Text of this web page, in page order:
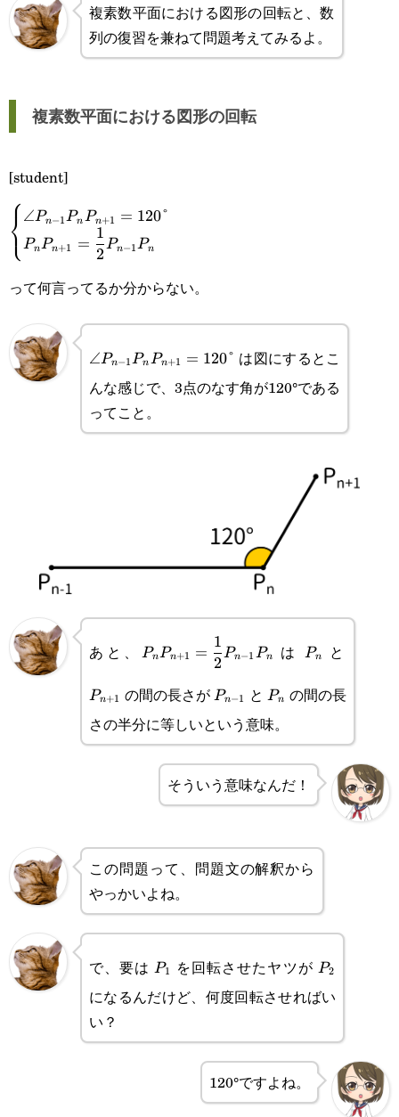
複素数平面における図形の回転と、数
列の復習を兼ねて問題考えてみるよ。
複素数平面における図形の回転
[student]
\displaystyle\begin{cases}\angle P_{n-
1}P_nP_{n+1}=120\text{°}\\\displaystyle
P_nP_{n+1}=\frac{1}{2}P_{n-
⎩
⎨⎧∠Pn−1PnPn+1 = 120°
PnPn+1 =
2
1
Pn−1Pn
って何言ってるか分からない。
\displaystyle\angle P_{n-
1}P_nP_{n+1}=120\text{°}
∠Pn−1PnPn+1 = 120° は図にするとこ
んな感じで、3点のなす角が120°である
ってこと。
あと、
\displaystyle
P_nP_{n+1}=\frac{1}
{2}P_{n-1}P_n
PnPn+1 =
2
1
Pn−1 Pn は P_n
Pn と
Pn+1 の間の長さがP_{n-
Pn−1 とP_n
Pn の間の長
さの半分に等しいという意味。
そういう意味なんだ！
この問題って、問題文の解釈から
やっかいよね。
で、要はP_1
P1 を回転させたヤツが P_2
P2
になるんだけど、何度回転させればい
い？
120°ですよね。